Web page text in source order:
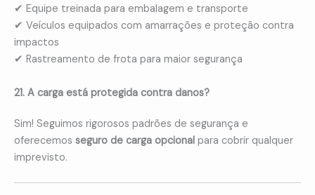
✔ Equipe treinada para embalagem e transporte
✔ Veículos equipados com amarrações e proteção contra
impactos
✔ Rastreamento de frota para maior segurança
21. A carga está protegida contra danos?
Sim! Seguimos rigorosos padrões de segurança e
oferecemos seguro de carga opcional para cobrir qualquer
imprevisto.